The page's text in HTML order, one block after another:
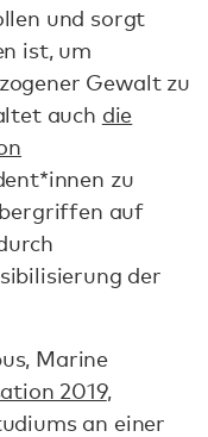
und sorgt
ist, um
Gewalt zu
auch die
zu
auf
der
Marine
2019,
an einer